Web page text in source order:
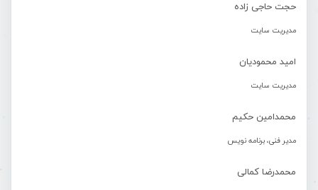
حجت حاجی زاده
مدیریت سایت
امید محمودیان
مدیریت سایت
محمدامین حکیم
مدیر فنی، برنامه نویس
محمدرضا کمالی